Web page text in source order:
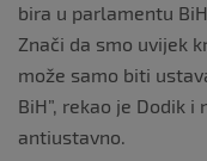
bira u parlamentu
Znači da smo uvijek
može samo biti
BiH”, rekao je Dodik
antiustavno.